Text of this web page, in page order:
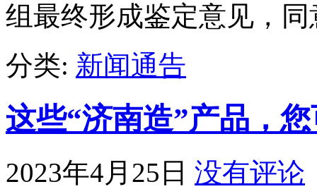
组最终形成鉴定意见，
分类: 新闻通告
这些“济南造”产品，
2023年4月25日 没有评论